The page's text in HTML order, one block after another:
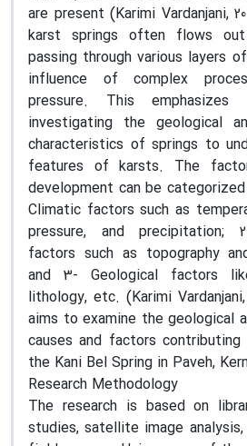
are present (Karimi Vardanjani,
karst springs often flows
passing through various layers
influence of complex
pressure. This
investigating the geological
characteristics of springs to
features of karsts. The
development can be
Climatic factors such as
pressure, and precipitation;
factors such as topography
and 3- Geological factors
lithology, etc. (Karimi
aims to examine the geological
causes and factors
the Kani Bel Spring in Paveh,
Research Methodology
The research is based on
studies, satellite image